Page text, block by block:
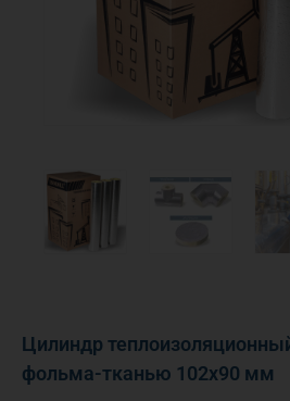
Цилиндр
фольма-тканью 102х90 мм